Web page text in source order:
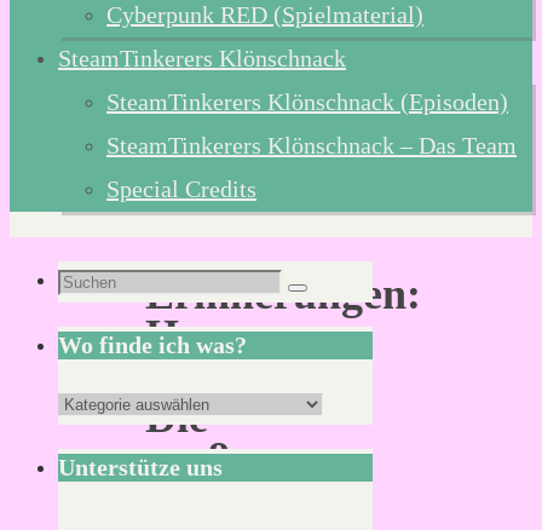
Cyberpunk RED (Spielmaterial)
SteamTinkerers Klönschnack
SteamTinkerers Klönschnack (Episoden)
SteamTinkerers Klönschnack – Das Team
Special Credits
Erinnerungen:
Havena
–
Die
große
Suchen
nach:
Suchen
Wo finde ich was?
Wo
finde
ich
Unterstütze uns